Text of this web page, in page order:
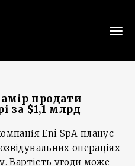
продати
за $1,1 млрд
Eni SpA планує
операціях
Вартість угоди може